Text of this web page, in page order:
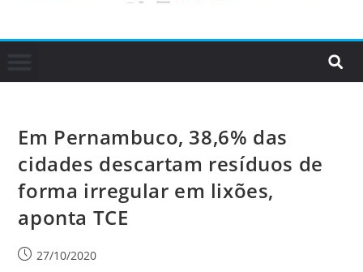
Em Pernambuco, 38,6% das
cidades descartam resíduos de
forma irregular em lixões,
aponta TCE
27/10/2020